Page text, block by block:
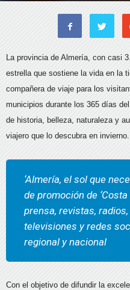
La provincia de Almería, con casi
estrella que sostiene la vida en la
compañera de viaje para los
municipios durante los 365 días
de historia, belleza, naturaleza y
viajero que lo descubra en invierno.
‘Almería, el sol que
de promoción de
prensa, revistas,
televisiones y redes
regional y nacional
Con el objetivo de difundir la